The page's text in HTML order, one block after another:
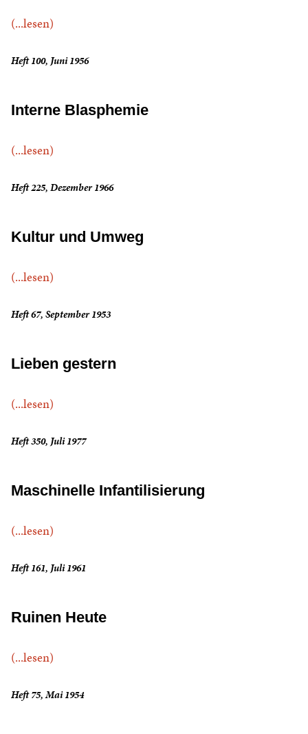
(...lesen)
Heft 100, Juni 1956
Interne Blasphemie
(...lesen)
Heft 225, Dezember 1966
Kultur und Umweg
(...lesen)
Heft 67, September 1953
Lieben gestern
(...lesen)
Heft 350, Juli 1977
Maschinelle Infantilisierung
(...lesen)
Heft 161, Juli 1961
Ruinen Heute
(...lesen)
Heft 75, Mai 1954